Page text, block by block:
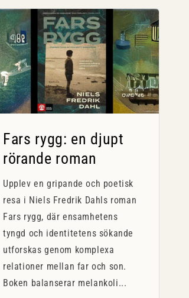
Fars rygg: en djupt
rörande roman
Upplev en gripande och poetisk
resa i Niels Fredrik Dahls roman
Fars rygg, där ensamhetens
tyngd och identitetens sökande
utforskas genom komplexa
relationer mellan far och son.
Boken balanserar melankoli...